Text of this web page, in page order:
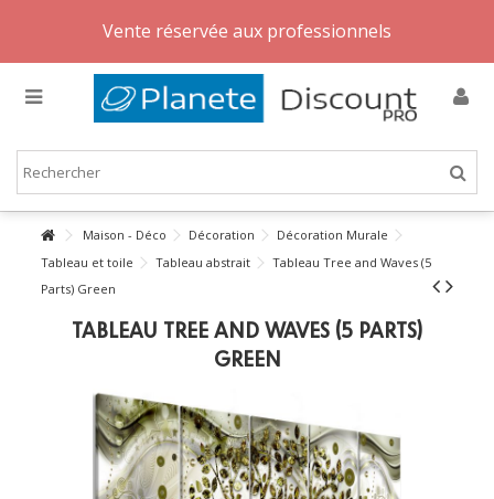
Vente réservée aux professionnels
Maison - Déco Décoration
Décoration Murale
Tableau et toile
Tableau abstrait
Tableau Tree and Waves (5
Parts) Green
TABLEAU TREE AND WAVES (5 PARTS)
GREEN